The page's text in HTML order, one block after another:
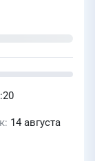
14 августа